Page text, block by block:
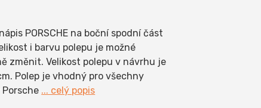
PORSCHE na boční spodní část
i barvu polepu je možné
změnit. Velikost polepu v návrhu je
Polep je vhodný pro všechny
... celý popis